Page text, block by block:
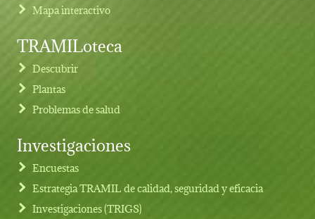
Footer menu
Mapa interactivo
TRAMILoteca
Descubrir
Plantas
Problemas de salud
Investigaciones
Encuestas
Estrategia TRAMIL de calidad, seguridad y eficacia
Investigaciones (TRIGS)